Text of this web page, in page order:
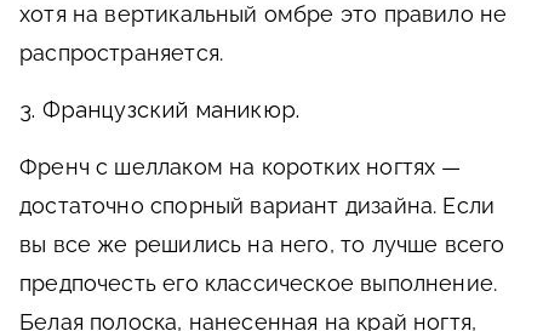
хотя на вертикальный омбре это правило не
распространяется.
3. Французский маникюр.
Френч с шеллаком на коротких ногтях —
достаточно спорный вариант дизайна. Если
вы все же решились на него, то лучше всего
предпочесть его классическое выполнение.
Белая полоска, нанесенная на край ногтя,